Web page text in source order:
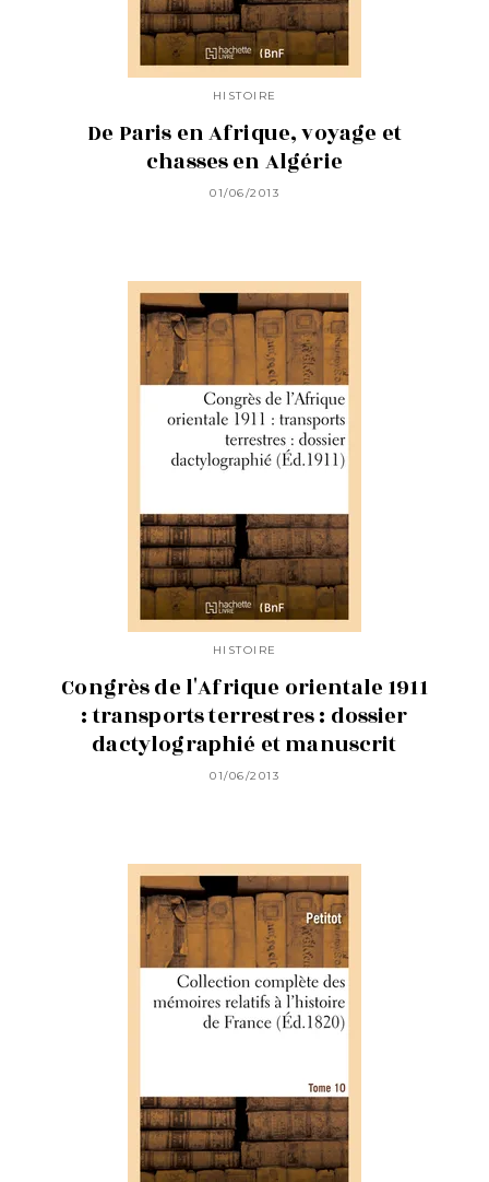
HISTOIRE
De Paris en Afrique, voyage et
chasses en Algérie
01/06/2013
HISTOIRE
Congrès de l'Afrique orientale 1911
: transports terrestres : dossier
dactylographié et manuscrit
01/06/2013